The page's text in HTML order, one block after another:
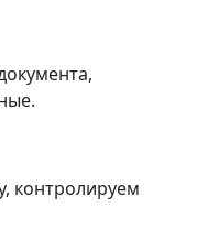
контролируем